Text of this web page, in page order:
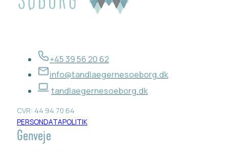
+45 39 56 20 62
info@tandlaegernesoeborg.dk
tandlaegernesoeborg.dk
CVR: 44 94 70 64
PERSONDATAPOLITIK
Genveje